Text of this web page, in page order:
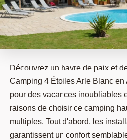
Découvrez un havre de paix et
Camping 4 Étoiles Arle Blanc en
pour des vacances inoubliables
raisons de choisir ce camping
multiples. Tout d'abord, les
garantissent un confort